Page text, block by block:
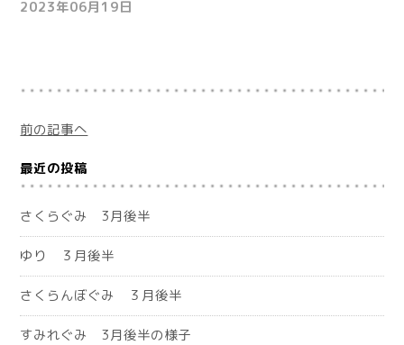
2023年06月19日
前の記事へ
最近の投稿
さくらぐみ 3月後半
ゆり ３月後半
さくらんぼぐみ ３月後半
すみれぐみ 3月後半の様子